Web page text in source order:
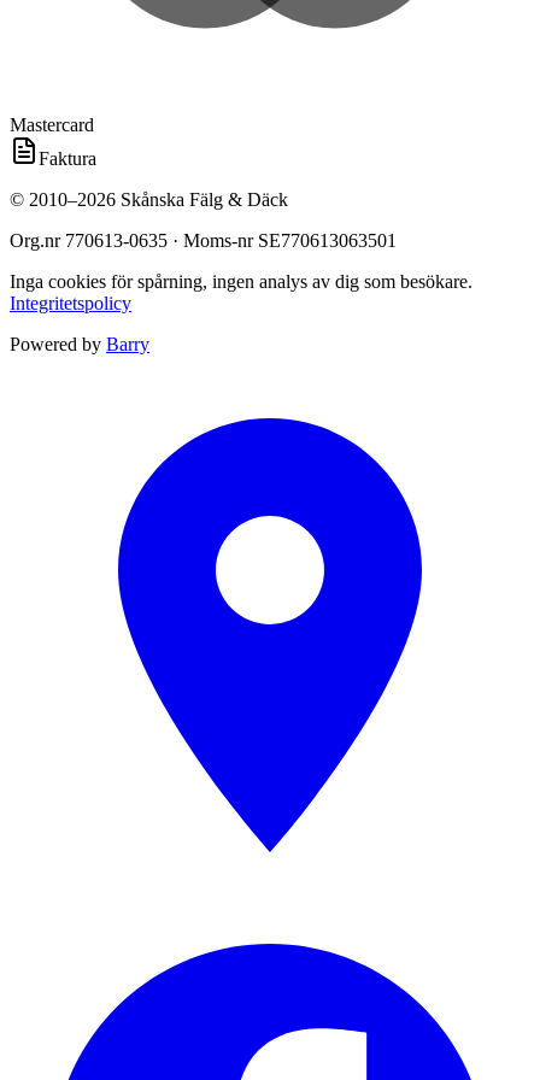
Mastercard
Faktura
© 2010–2026 Skånska Fälg & Däck
Org.nr 770613-0635 · Moms-nr SE770613063501
Inga cookies för spårning, ingen analys av dig som besökare.
Integritetspolicy
Powered by Barry